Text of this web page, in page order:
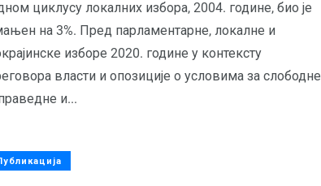
циклусу локалних избора, 2004. године, био је
на 3%. Пред парламентарне, локалне и
изборе 2020. године у контексту
власти и опозиције о условима за слободне
и...